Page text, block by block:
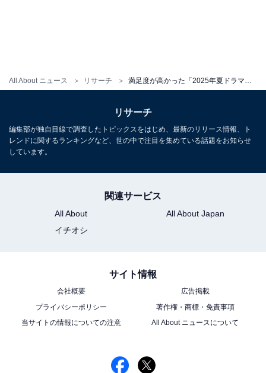
All About ニュース リサーチ 満足度が高かった「2025年夏ドラマ」ランキング！ 3位『愛の、がっこう。』を抑えた2作品は？
リサーチ
編集部が独自目線で調査したトピックスをはじめ、最新のリリース情報、ト
レンドに関するランキングなど、世の中で注目を集めている話題をお知らせ
しています。
関連サービス
All About
All About Japan
イチオシ
サイト情報
会社概要
広告掲載
プライバシーポリシー
著作権・商標・免責事項
当サイトの情報についての注意
All About ニュースについて